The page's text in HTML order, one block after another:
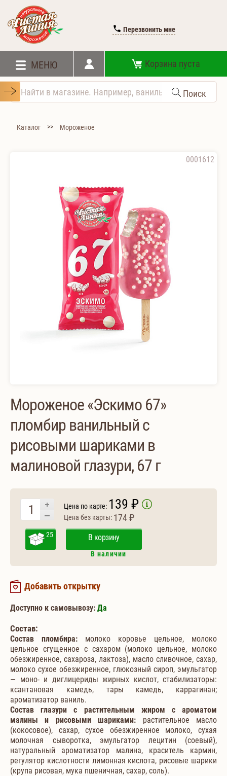
Перезвонить мне
МЕНЮ Корзина пуста
Поиск
Каталог >> Мороженое
0001612
Мороженое «Эскимо 67»
пломбир ванильный с
рисовыми шариками в
малиновой глазури, 67 г
Цена по карте: 139 ₽
Цена без карты: 174 ₽
25 В корзину
В наличии
Добавить открытку
Доступно к самовывозу: Да
Состав:
Состав пломбира: молоко коровье цельное, молоко
цельное сгущенное с сахаром (молоко цельное, молоко
обезжиренное, сахароза, лактоза), масло сливочное, сахар,
молоко сухое обезжиренное, глюкозный сироп, эмульгатор
— моно- и диглицериды жирных кислот, стабилизаторы:
ксантановая камедь, тары камедь, каррагинан;
ароматизатор ваниль.
Состав глазури с растительным жиром с ароматом
малины и рисовыми шариками: растительное масло
(кокосовое), сахар, сухое обезжиренное молоко, сухая
молочная сыворотка, эмульгатор лецитин (соевый),
натуральный ароматизатор малина, краситель кармин,
регулятор кислотности лимонная кислота, рисовые шарики
(крупа рисовая, мука пшеничная, сахар, соль).